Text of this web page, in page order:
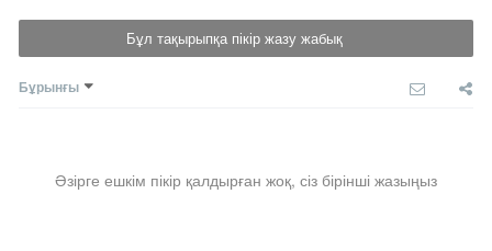
Бұл тақырыпқа пікір жазу жабық
Бұрынғы
Әзірге ешкім пікір қалдырған жоқ, сіз бірінші жазыңыз